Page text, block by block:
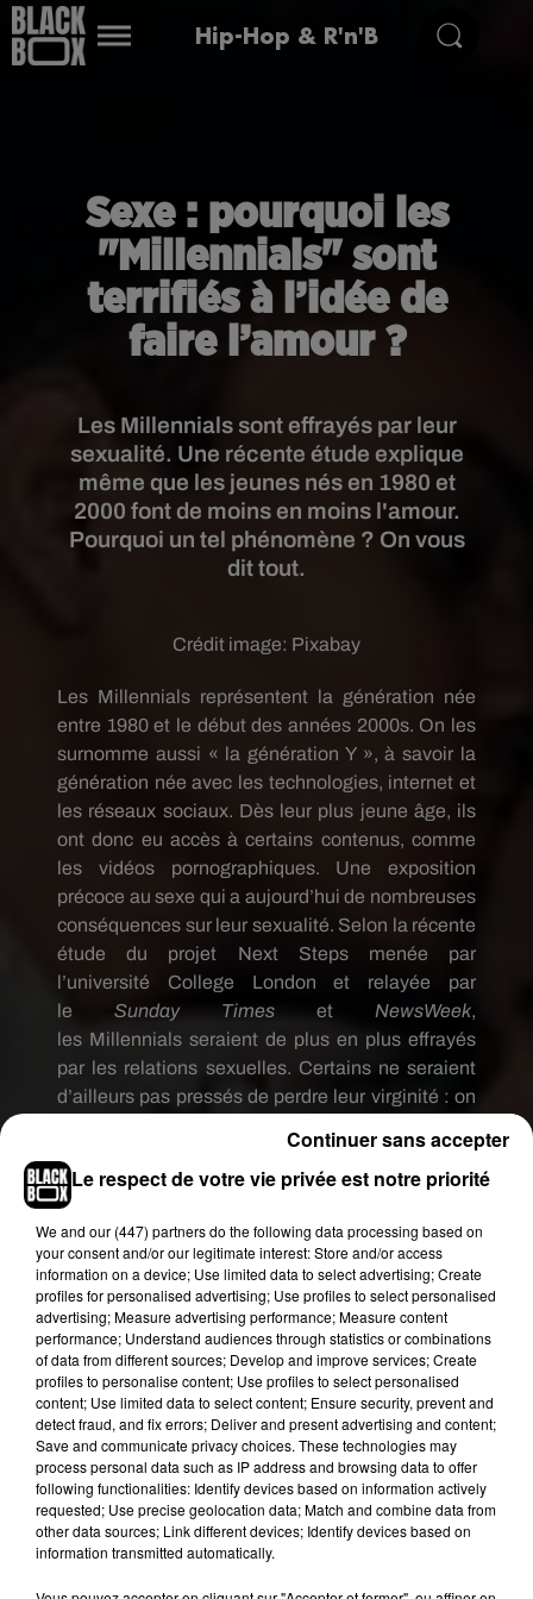
Hip-Hop & R'n'B
Sexe : pourquoi les
"Millennials" sont
terrifiés à l’idée de
faire l’amour ?
Les Millennials sont effrayés par leur
sexualité. Une récente étude explique
même que les jeunes nés en 1980 et
2000 font de moins en moins l'amour.
Pourquoi un tel phénomène ? On vous
dit tout.
Crédit image: Pixabay
Les Millennials représentent la génération née
entre 1980 et le début des années 2000s. On les
surnomme aussi « la génération Y », à savoir la
génération née avec les technologies, internet et
les réseaux sociaux. Dès leur plus jeune âge, ils
ont donc eu accès à certains contenus, comme
les vidéos pornographiques.
Une exposition
précoce au sexe qui a aujourd’hui de nombreuses
conséquences sur leur sexualité. Selon la récente
étude du projet Next Steps menée par
l’université
College
London et relayée par
le
Sunday Times et NewsWeek,
les Millennials seraient de plus en plus effrayés
par les relations sexuelles. Certains ne seraient
d’ailleurs pas pressés de perdre leur virginité : on
«
l’hypersexualité qui a engendré chez eux une peur
de l’intimité», commence par expliquer la
psychothérapeute-psychanalyste
Susanna
Abse
à nos confrères britanniques
du Sunday Times. Elle estime même que les
jeunes souffrent d’un complexe d’infériorité
provoqué par les acteurs de films X. «Les femmes
ont toujours de belles formes et de beaux corps
tandis que les hommes sont constamment en
érection.C’est assez décourageant pour certains
jeunes», poursuit-elle.
Le respect de votre vie privée est notre priorité
We and our (447) partnersdo the following data processing based on
your consent and/or our legitimate interest: Store and/or access
information on a device; Use limited data to select advertising; Create
profiles for personalised advertising; Use profiles to select personalised
advertising; Measure advertising performance; Measure content
performance; Understand audiences through statistics or combinations
of data from different sources; Develop and improve services; Create
profiles to personalise content; Use profiles to select personalised
content; Use limited data to select content; Ensure security, prevent and
detect fraud, and fix errors; Deliver and present advertising and content;
Save and communicate privacy choices. These technologies may
process personal data such as IP address and browsing data to offer
following functionalities: Identify devices based on information actively
requested; Use precise geolocation data; Match and combine data from
other data sources; Link different devices; Identify devices based on
information transmitted automatically.
Continuer sans accepter